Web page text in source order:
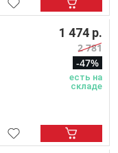
1 474 р.
2 781
-47%
есть на
складе